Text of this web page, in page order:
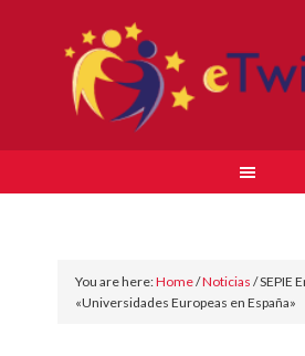
You are here:Home/Noticias /SEPIE
«Universidades Europeas en España»